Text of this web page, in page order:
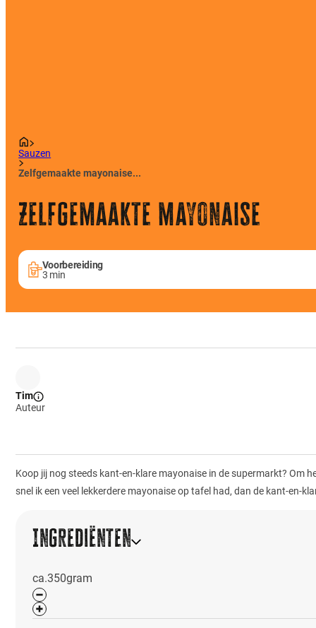
Sauzen
Zelfgemaakte mayonaise...
Zelfgemaakte mayonaise
Voorbereiding
3 min
Tim
Auteur
Koop jij nog steeds kant-en-klare mayonaise in de supermarkt? Om
snel ik een veel lekkerdere mayonaise op tafel had, dan de kant-en-
Ingrediënten
ca.350gram